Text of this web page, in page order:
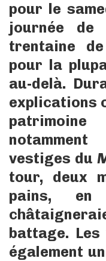
pour le
journée de
trentaine
pour la
au-delà.
explications
vestiges du
tour, deux
pains,
battage.
également